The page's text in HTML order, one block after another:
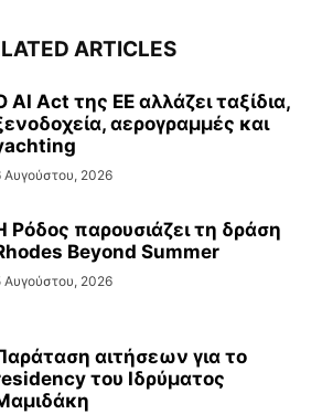
ARTICLES
AI Act της ΕΕ αλλάζει ταξίδια,
αερογραμμές και
Αυγούστου, 2026
Ρόδος παρουσιάζει τη δράση
Beyond Summer
Αυγούστου, 2026
αιτήσεων για το
του Ιδρύματος